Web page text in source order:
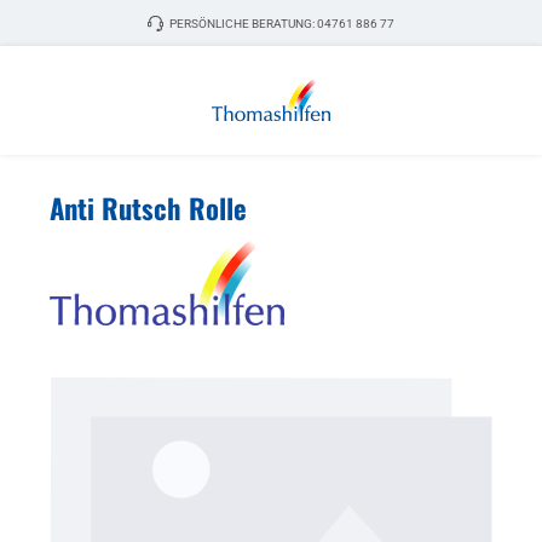
Zum Hauptinhalt springenPERSÖNLICHE BERATUNG:04761 886 77
Anti Rutsch Rolle